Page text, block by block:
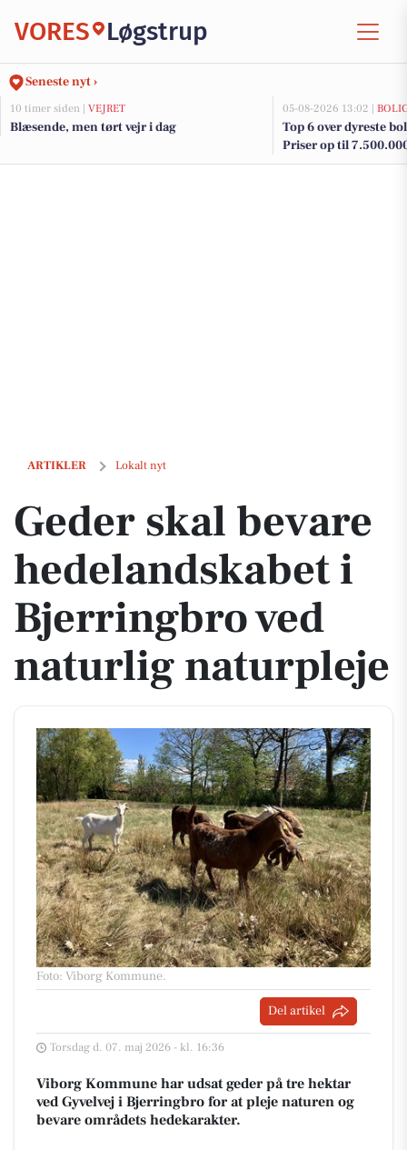
VORES Løgstrup
Seneste nyt ›
10 timer siden | VEJRET
Blæsende, men tørt vejr i dag
05-08-2026 13:02 |
Top 6 over dyreste
Priser op til
ARTIKLER Lokalt nyt
Geder skal bevare hedelandskabet i Bjerringbro ved naturlig
Geder skal bevare
hedelandskabet i
Bjerringbro ved
naturlig naturpleje
Foto: Viborg Kommune.
Del artikel
Torsdag d. 07. maj 2026 - kl. 16:36
Viborg Kommune har udsat geder på tre hektar
ved Gyvelvej i Bjerringbro for at pleje naturen og
bevare områdets hedekarakter.